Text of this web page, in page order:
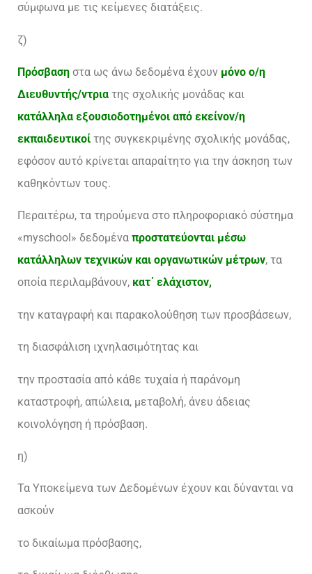
σύμφωνα με τις κείμενες διατάξεις.
ζ)
Πρόσβαση στα ως άνω δεδομένα έχουν μόνο ο/η
Διευθυντής/ντρια της σχολικής μονάδας και
κατάλληλα εξουσιοδοτημένοι από εκείνον/η
εκπαιδευτικοί της συγκεκριμένης σχολικής μονάδας,
εφόσον αυτό κρίνεται απαραίτητο για την άσκηση των
καθηκόντων τους.
Περαιτέρω, τα τηρούμενα στο πληροφοριακό σύστημα
«myschool» δεδομένα προστατεύονται μέσω
κατάλληλων τεχνικών και οργανωτικών μέτρων, τα
οποία περιλαμβάνουν, κατ΄ ελάχιστον,
την καταγραφή και παρακολούθηση των προσβάσεων,
τη διασφάλιση ιχνηλασιμότητας και
την προστασία από κάθε τυχαία ή παράνομη
καταστροφή, απώλεια, μεταβολή, άνευ άδειας
κοινολόγηση ή πρόσβαση.
η)
Τα Υποκείμενα των Δεδομένων έχουν και δύνανται να
ασκούν
το δικαίωμα πρόσβασης,